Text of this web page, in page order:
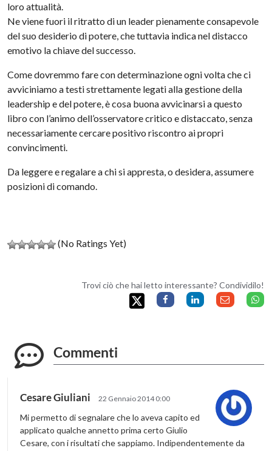
loro attualità.
Ne viene fuori il ritratto di un leader pienamente consapevole
del suo desiderio di potere, che tuttavia indica nel distacco
emotivo la chiave del successo.
Come dovremmo fare con determinazione ogni volta che ci
avviciniamo a testi strettamente legati alla gestione della
leadership e del potere, è cosa buona avvicinarsi a questo
libro con l’animo dell’osservatore critico e distaccato, senza
necessariamente cercare positivo riscontro ai propri
convincimenti.
Da leggere e regalare a chi si appresta, o desidera, assumere
posizioni di comando.
(No Ratings Yet)
Trovi ciò che hai letto interessante? Condividilo!
Commenti
Cesare Giuliani 22 Gennaio 2014 0:00
Mi permetto di segnalare che lo aveva capito ed
applicato qualche annetto prima certo Giulio
Cesare, con i risultati che sappiamo. Indipendentemente da